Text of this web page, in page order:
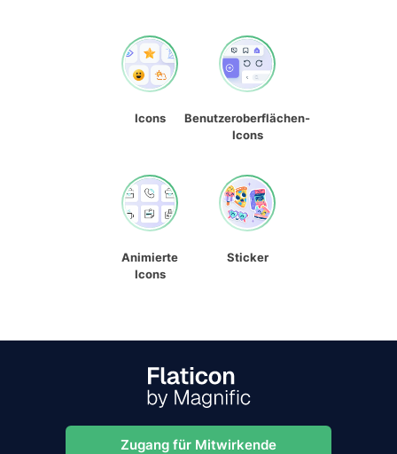
Icons
Benutzeroberflächen-
Icons
Animierte
Icons
Sticker
Zugang für Mitwirkende